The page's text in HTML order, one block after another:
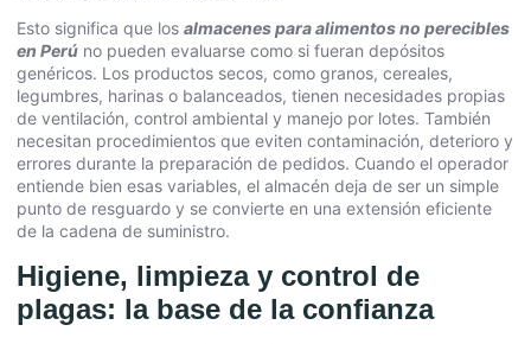
Esto significa que los almacenes para alimentos no perecibles
en Perú no pueden evaluarse como si fueran depósitos
genéricos. Los productos secos, como granos, cereales,
legumbres, harinas o balanceados, tienen necesidades propias
de ventilación, control ambiental y manejo por lotes. También
necesitan procedimientos que eviten contaminación, deterioro y
errores durante la preparación de pedidos. Cuando el operador
entiende bien esas variables, el almacén deja de ser un simple
punto de resguardo y se convierte en una extensión eficiente
de la cadena de suministro.
Higiene, limpieza y control de
plagas: la base de la confianza